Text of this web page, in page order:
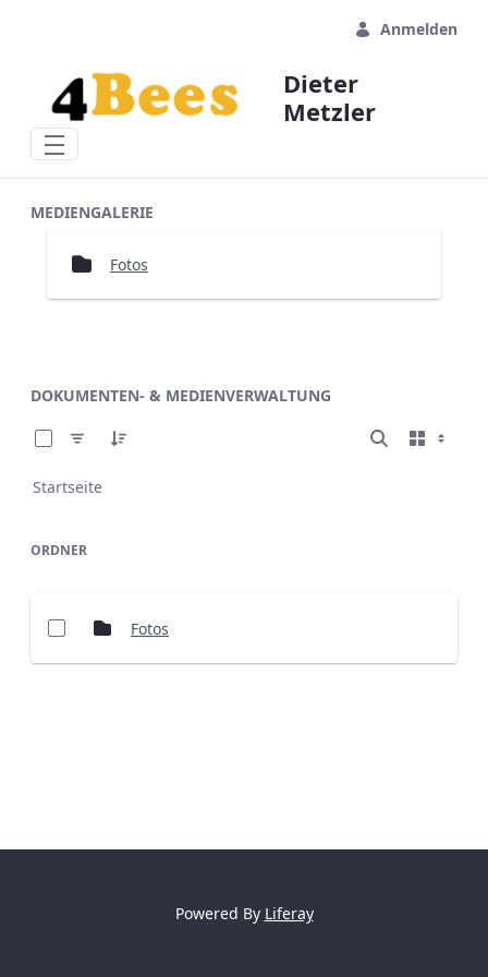
Anmelden
Dieter
Metzler
MEDIENGALERIE
Fotos
DOKUMENTEN- & MEDIENVERWALTUNG
Startseite
ORDNER
Fotos
Powered By Liferay